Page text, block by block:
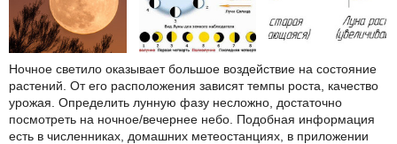
Ночное светило оказывает большое воздействие на состояние
растений. От его расположения зависят темпы роста, качество
урожая. Определить лунную фазу несложно, достаточно
посмотреть на ночное/вечернее небо. Подобная информация
есть в численниках, домашних метеостанциях, в приложении